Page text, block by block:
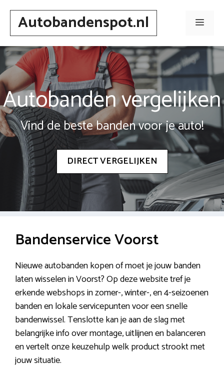
Spring
inhoudAutobandenspot.nl Menu
Autobanden vergelijken
Vind de beste banden voor je auto!
DIRECT VERGELIJKEN
Bandenservice Voorst
Nieuwe autobanden kopen of moet je jouw banden
laten wisselen in Voorst? Op deze website tref je
erkende webshops in zomer-, winter-, en 4-seizoenen
banden en lokale servicepunten voor een snelle
bandenwissel. Tenslotte kan je aan de slag met
belangrijke info over montage, uitlijnen en balanceren
en vertelt onze keuzehulp welk product strookt met
jouw situatie.